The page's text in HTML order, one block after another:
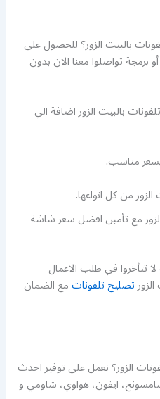
بالبيت الزور؟ للحصول على
تواصلوا معنا الان بدون
بالبيت الزور اضافة الي
مناسب.
من كل انواعها.
مع تأمين افضل سعر شاشة
تتأخروا في طلب الاعمال
تصليح تلفوناتمع الضمان
الزور؟ نعمل على توفير احدث
سامسونج، ايفون، هواوي، شاومي و